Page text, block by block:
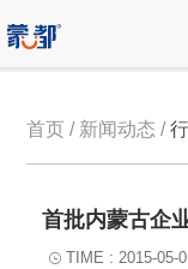
首页 / 新闻动态 /
首批内蒙古企
TIME : 2015-05-